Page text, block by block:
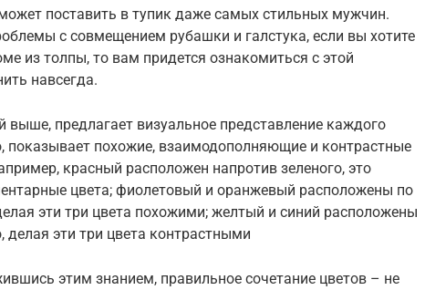
поставить в тупик даже самых стильных мужчин.
с совмещением рубашки и галстука, если вы хотите
из толпы, то вам придется ознакомиться с этой
навсегда.
выше, предлагает визуальное представление каждого
показывает похожие, взаимодополняющие и контрастные
красный расположен напротив зеленого, это
цвета; фиолетовый и оранжевый расположены по
эти три цвета похожими; желтый и синий расположены
делая эти три цвета контрастными
этим знанием, правильное сочетание цветов – не